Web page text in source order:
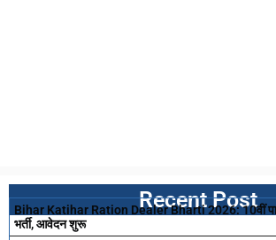
Recent Post
Bihar Katihar Ration Dealer Bharti 2026: 10वीं
भर्ती, आवेदन शुरू